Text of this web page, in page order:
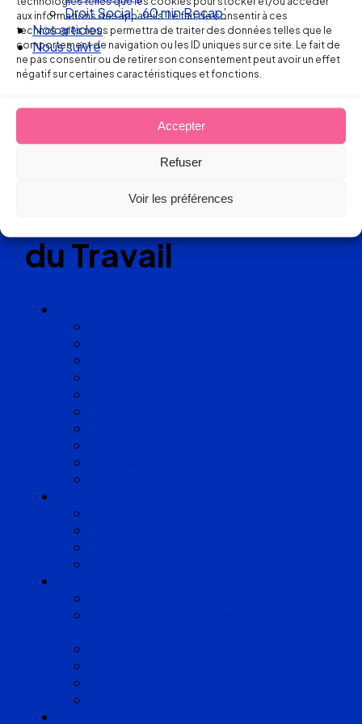
aux informations des appareils. Le fait de consentir à ces
technologies nous permettra de traiter des données telles que le
comportement de navigation ou les ID uniques sur ce site. Le fait de
ne pas consentir ou de retirer son consentement peut avoir un effet
négatif sur certaines caractéristiques et fonctions.
Accepter
Refuser
Voir les préférences
Droit Social : 60 min Recap’
Nos articles
Nous suivre
Réseau
de cabinets
d’avocats
en Droit
du Travail